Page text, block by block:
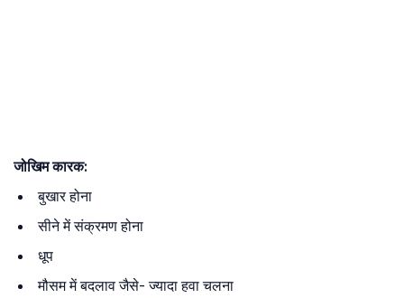
जोखिम कारक:
बुखार होना
सीने में संक्रमण होना
धूप
मौसम में बदलाव जैसे- ज्यादा हवा चलना